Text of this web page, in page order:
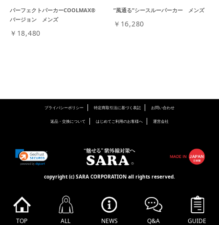
パーフェクトパーカーCOOLMAX®
バージョン メンズ
￥18,480
”風通る”シースルーパーカー メンズ
￥16,280
TOP ALL NEWS Q&A GUIDE
プライバシーポリシー 特定商取引法に基づく表記 お問い合わせ
返品・交換について はじめてご利用のお客様へ 運営会社
copyright (c) SARA CORPORATION all rights reserved.